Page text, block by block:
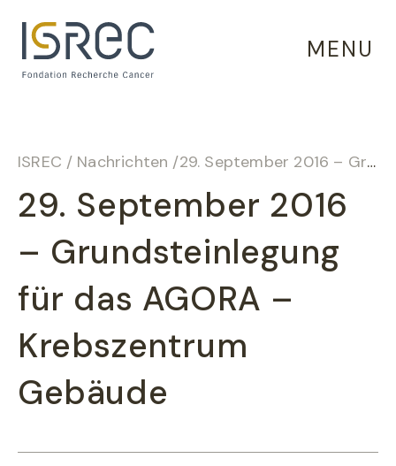
MENU
ISREC / Nachrichten /29. September 2016 – Grundsteinlegung für das AGORA – Krebszentrum Gebäude
29. September 2016
– Grundsteinlegung
für das AGORA –
Krebszentrum
Gebäude